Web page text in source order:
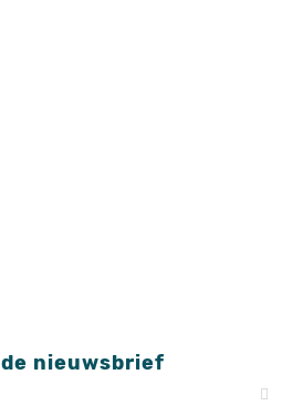
nieuwsbrief